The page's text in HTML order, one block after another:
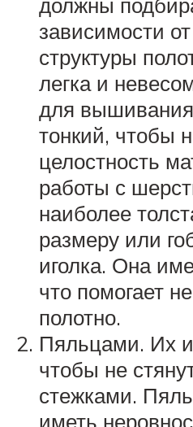
зависимости
структуры
легка и
для
тонкий, чтобы
целостность
работы с
наиболее
размеру или
иголка. Она
что помогает
полотно.
Пяльцами. Их
чтобы не
стежками.
иметь